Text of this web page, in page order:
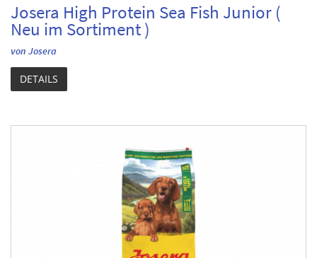
Josera High Protein Sea Fish Junior (
Neu im Sortiment )
von Josera
DETAILS